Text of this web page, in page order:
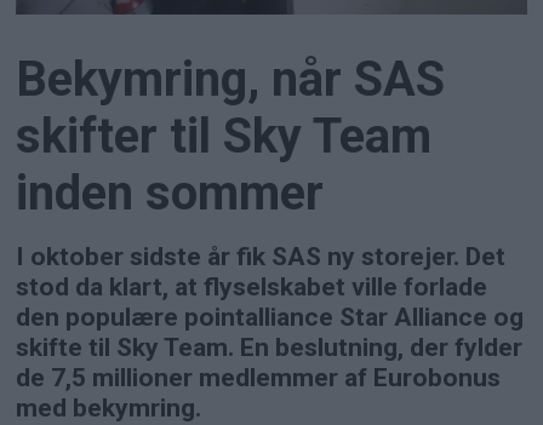
Bekymring, når SAS
skifter til Sky Team
inden sommer
I oktober sidste år fik SAS ny storejer. Det
stod da klart, at flyselskabet ville forlade
den populære pointalliance Star Alliance og
skifte til Sky Team. En beslutning, der fylder
de 7,5 millioner medlemmer af Eurobonus
med bekymring.